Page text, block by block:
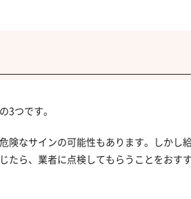
3つです。
険なサインの可能性もあります。しかし
ら、業者に点検してもらうことをおすす